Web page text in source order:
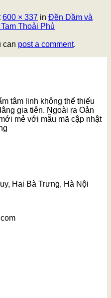
600 × 337 in Đền Dầm và
Thoải Phủ
can post a comment.
tâm linh không thể thiếu
gia tiên. Ngoài ra Oản
mẻ với mẫu mã cập nhật
Hai Bà Trưng, Hà Nội